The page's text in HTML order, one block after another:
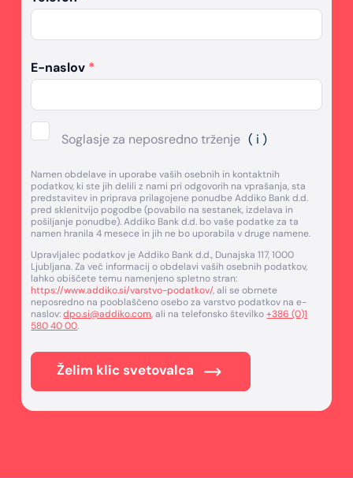
E-naslov *
Soglasje za neposredno trženje ( i )
Namen obdelave in uporabe vaših osebnih in kontaktnih
podatkov, ki ste jih delili z nami pri odgovorih na vprašanja, sta
predstavitev in priprava prilagojene ponudbe Addiko Bank d.d.
pred sklenitvijo pogodbe (povabilo na sestanek, izdelava in
pošiljanje ponudbe). Addiko Bank d.d. bo vaše podatke za ta
namen hranila 4 mesece in jih ne bo uporabila v druge namene.
Upravljalec podatkov je Addiko Bank d.d., Dunajska 117, 1000
Ljubljana. Za več informacij o obdelavi vaših osebnih podatkov,
lahko obiščete temu namenjeno spletno stran:
https://www.addiko.si/varstvo-podatkov/, ali se obrnete
neposredno na pooblaščeno osebo za varstvo podatkov na e-
naslov:dpo.si@addiko.com, ali na telefonsko številko+386 (0)1
580 40 00.
Želim klic svetovalca